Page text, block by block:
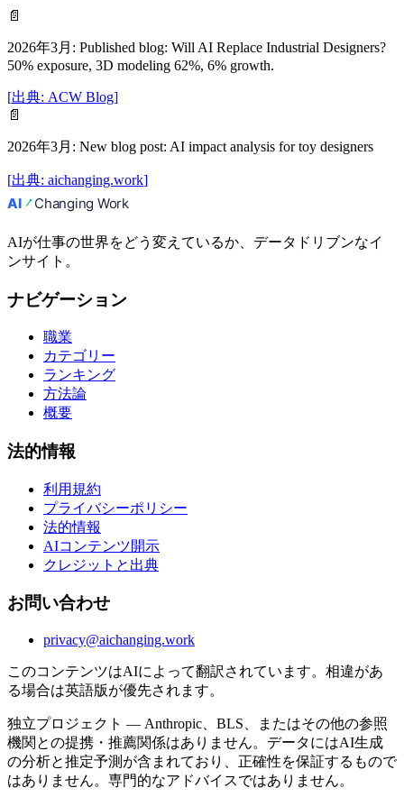
📄
2026年3月 : Published blog: Will AI Replace Industrial Designers?
50% exposure, 3D modeling 62%, 6% growth.
[出典: ACW Blog]
📄
2026年3月 : New blog post: AI impact analysis for toy designers
[出典: aichanging.work]
AIが仕事の世界をどう変えているか、データドリブンなイ
ンサイト。
ナビゲーション
職業
カテゴリー
ランキング
方法論
概要
法的情報
利用規約
プライバシーポリシー
法的情報
AIコンテンツ開示
クレジットと出典
お問い合わせ
privacy@aichanging.work
このコンテンツはAIによって翻訳されています。相違があ
る場合は英語版が優先されます。
独立プロジェクト — Anthropic、BLS、またはその他の参照
機関との提携・推薦関係はありません。データにはAI生成
の分析と推定予測が含まれており、正確性を保証するもので
はありません。専門的なアドバイスではありません。